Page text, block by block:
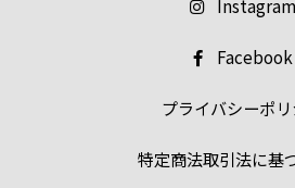
Instagram
Facebook
プライバシーポ
特定商法取引法に基